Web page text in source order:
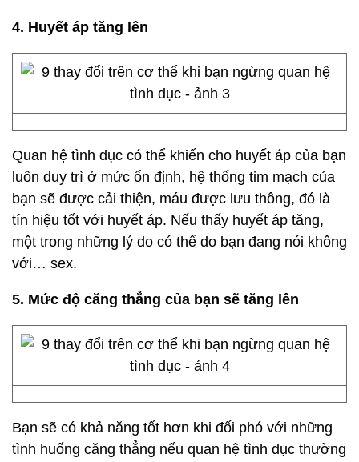
4. Huyết áp tăng lên
Quan hệ tình dục có thể khiến cho huyết áp của bạn
luôn duy trì ở mức ổn định, hệ thống tim mạch của
bạn sẽ được cải thiện, máu được lưu thông, đó là
tín hiệu tốt với huyết áp. Nếu thấy huyết áp tăng,
một trong những lý do có thể do bạn đang nói không
với… sex.
5. Mức độ căng thẳng của bạn sẽ tăng lên
Bạn sẽ có khả năng tốt hơn khi đối phó với những
tình huống căng thẳng nếu quan hệ tình dục thường